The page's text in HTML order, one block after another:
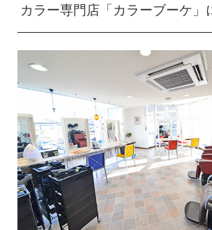
カラー専門店「カラーブーケ」